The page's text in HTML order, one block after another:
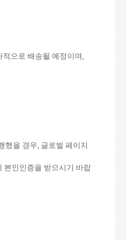
적으로 배송될 예정이며 ,
했을 경우, 글로벌 페이지
본인인증을 받으시기 바랍